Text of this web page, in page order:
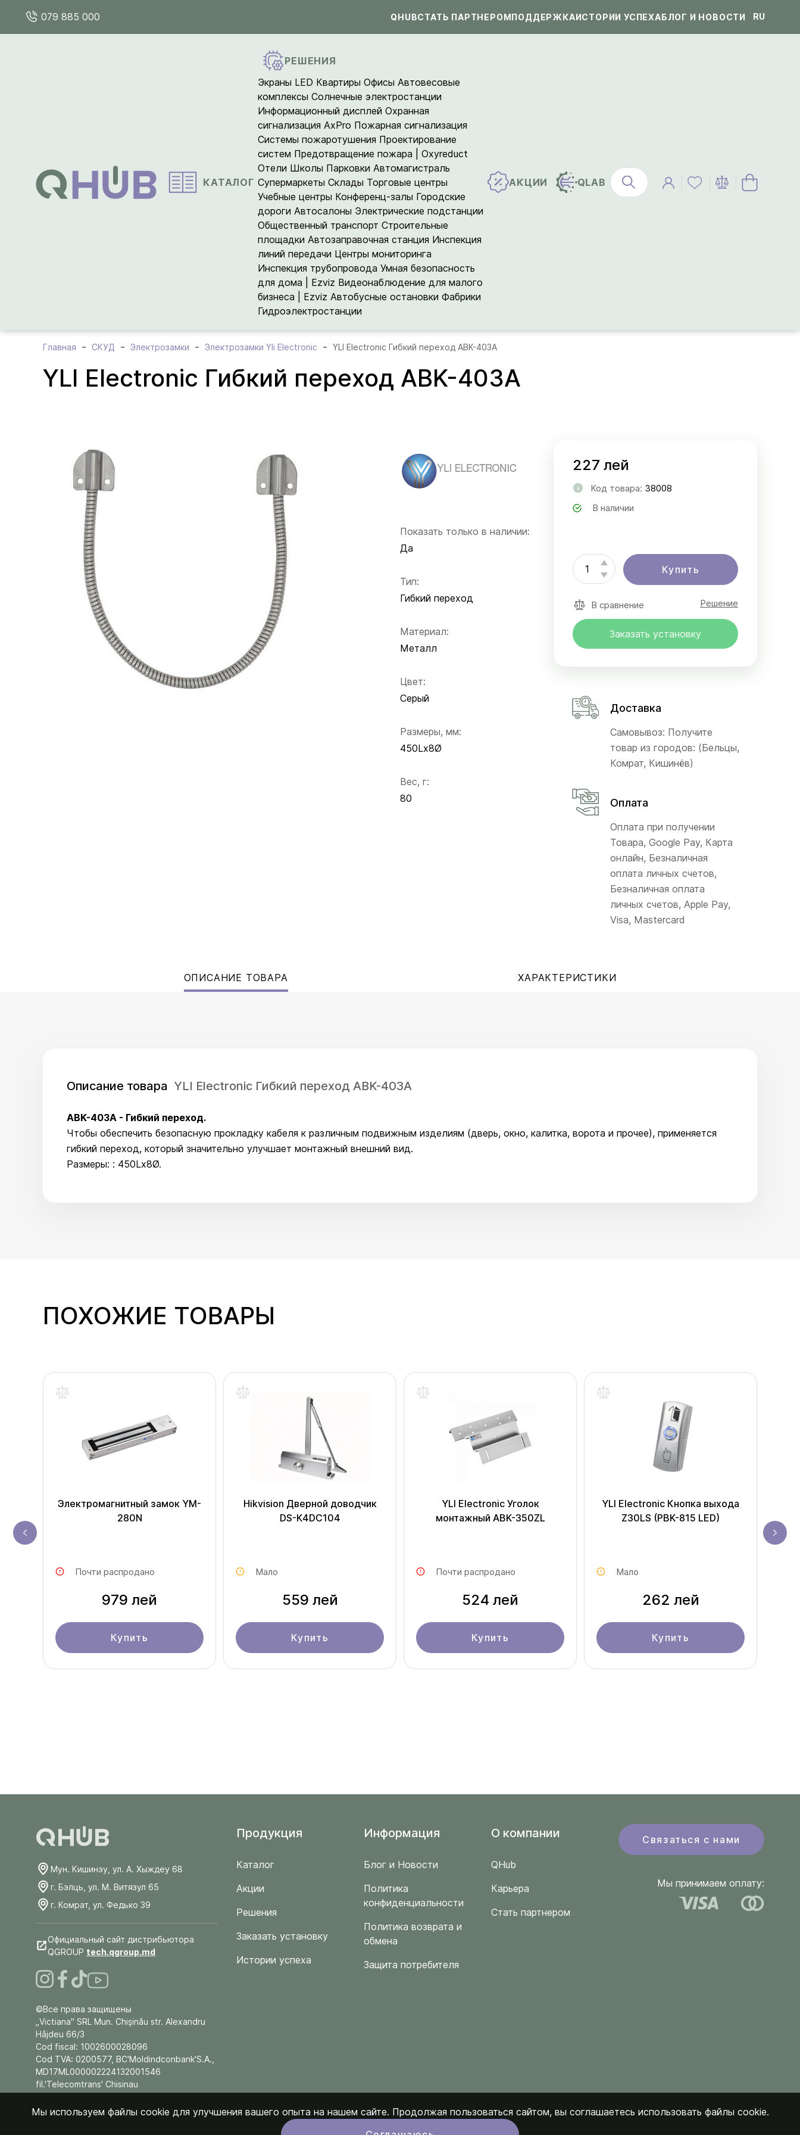
079 885 000 QHUBСТАТЬ ПАРТНЕРОМПОДДЕРЖКАИСТОРИИ УСПЕХАБЛОГ И НОВОСТИ RU
КАТАЛОГ
РЕШЕНИЯ
Экраны LED Квартиры Офисы Автовесовые
комплексыСолнечные электростанции
Информационный дисплей Охранная
сигнализация AxPro Пожарная сигнализация
Системы пожаротушения Проектирование
систем Предотвращение пожара | Oxyreduct
Отели Школы Парковки Автомагистраль
Супермаркеты Склады Торговые центры
Учебные центры Конференц-залы Городские
дороги Автосалоны Электрические подстанции
Общественный транспорт Строительные
площадки Автозаправочная станция Инспекция
линий передачи Центры мониторинга
Инспекция трубопровода Умная безопасность
для дома | Ezviz Видеонаблюдение для малого
бизнеса | Ezviz Автобусные остановки Фабрики
Гидроэлектростанции
АКЦИИ QLAB
Главная СКУД Электрозамки Электрозамки Yli Electronic YLI Electronic Гибкий переход ABK-403A
YLI Electronic Гибкий переход ABK-403A
Показать только в наличии:
Да
Тип:
Гибкий переход
Материал:
Металл
Цвет:
Серый
Размеры, мм:
450Lx8Ø
Вес, г:
80
227 лей
Код товара: 38008
В наличии
Купить
В сравнение Решение
Заказать установку
Доставка
Самовывоз: Получите
товар из городов: (Бельцы,
Комрат, Кишинёв)
Оплата
Оплата при получении
Товара, Google Pay, Карта
онлайн, Безналичная
оплата личных счетов,
Безналичная оплата
личных счетов, Apple Pay,
Visa, Mastercard
ОПИСАНИЕ ТОВАРА ХАРАКТЕРИСТИКИ
Описание товара YLI Electronic Гибкий переход ABK-403A
ABK-403A - Гибкий переход.
Чтобы обеспечить безопасную прокладку кабеля к различным подвижным изделиям (дверь, окно, калитка, ворота и прочее), применяется
гибкий переход, который значительно улучшает монтажный внешний вид.
Размеры: : 450Lx8Ø.
ПОХОЖИЕ ТОВАРЫ
Электромагнитный замок YM-
280N
Почти распродано
979 лей
Купить
Hikvision Дверной доводчик
DS-K4DC104
Мало
559 лей
Купить
YLI Electronic Уголок
монтажный ABK-350ZL
Почти распродано
524 лей
Купить
YLI Electronic Кнопка выхода
Z30LS (PBK-815 LED)
Мало
262 лей
Купить
Мун. Кишинэу, ул. А. Хыждеу 68
г. Бэлць, ул. М. Витязул 65
г. Комрат, ул. Федько 39
Официальный сайт дистрибьютора
QGROUP tech.qgroup.md
©Все права защищены
„Victiana" SRL Mun. Chişinău str. Alexandru
Hâjdeu 66/3
Cod fiscal: 1002600028096
Cod TVA: 0200577, BC'Moldindconbank'S.A.,
MD17ML000002224132001546
fil.'Telecomtrans' Chisinau
Продукция
Каталог
Акции
Решения
Заказать установку
Истории успеха
Информация
Блог и Новости
Политика
конфиденциальности
Политика возврата и
обмена
Защита потребителя
O компании
QHub
Карьера
Стать партнером
Связаться с нами
Мы принимаем оплату:
Мы используем файлы cookie для улучшения вашего опыта на нашем сайте. Продолжая пользоваться сайтом, вы соглашаетесь использовать файлы cookie.